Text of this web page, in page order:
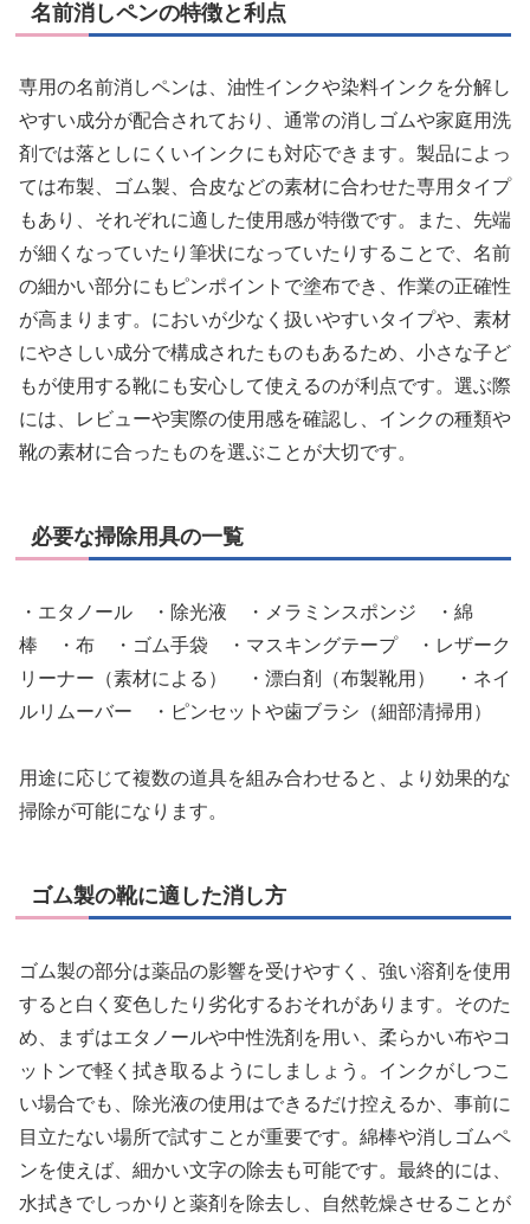
名前消しペンの特徴と利点
専用の名前消しペンは、油性インクや染料インクを分解し
やすい成分が配合されており、通常の消しゴムや家庭用洗
剤では落としにくいインクにも対応できます。製品によっ
ては布製、ゴム製、合皮などの素材に合わせた専用タイプ
もあり、それぞれに適した使用感が特徴です。また、先端
が細くなっていたり筆状になっていたりすることで、名前
の細かい部分にもピンポイントで塗布でき、作業の正確性
が高まります。においが少なく扱いやすいタイプや、素材
にやさしい成分で構成されたものもあるため、小さな子ど
もが使用する靴にも安心して使えるのが利点です。選ぶ際
には、レビューや実際の使用感を確認し、インクの種類や
靴の素材に合ったものを選ぶことが大切です。
必要な掃除用具の一覧
・エタノール ・除光液 ・メラミンスポンジ ・綿
棒 ・布 ・ゴム手袋 ・マスキングテープ ・レザーク
リーナー（素材による） ・漂白剤（布製靴用） ・ネイ
ルリムーバー ・ピンセットや歯ブラシ（細部清掃用）
用途に応じて複数の道具を組み合わせると、より効果的な
掃除が可能になります。
ゴム製の靴に適した消し方
ゴム製の部分は薬品の影響を受けやすく、強い溶剤を使用
すると白く変色したり劣化するおそれがあります。そのた
め、まずはエタノールや中性洗剤を用い、柔らかい布やコ
ットンで軽く拭き取るようにしましょう。インクがしつこ
い場合でも、除光液の使用はできるだけ控えるか、事前に
目立たない場所で試すことが重要です。綿棒や消しゴムペ
ンを使えば、細かい文字の除去も可能です。最終的には、
水拭きでしっかりと薬剤を除去し、自然乾燥させることが